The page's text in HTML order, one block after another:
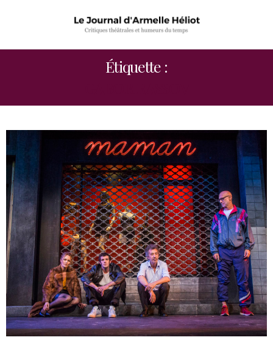
Étiquette :